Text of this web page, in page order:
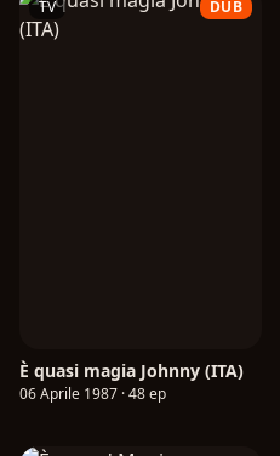
TV DUB
È quasi magia Johnny (ITA)
06 Aprile 1987 · 48 ep